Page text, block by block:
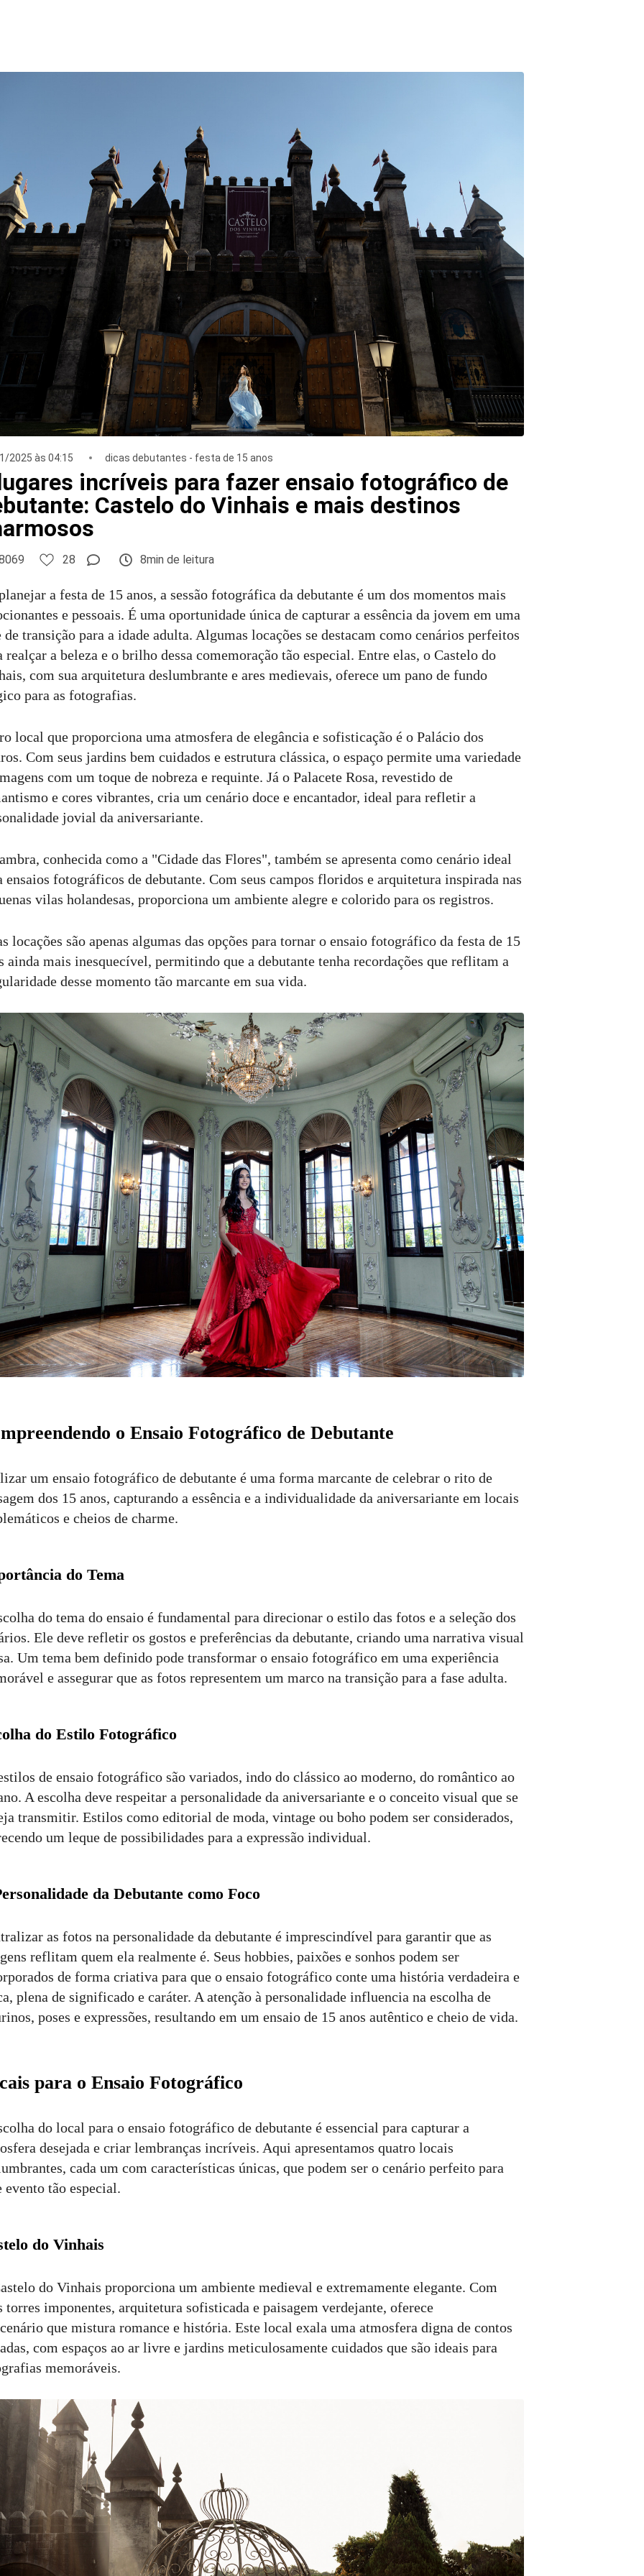
2025 às 04:15 dicas debutantes - festa de 15 anos
incríveis para fazer ensaio fotográfico de
Castelo do Vinhais e mais destinos
28 8min de leitura
a festa de 15 anos, a sessão fotográfica da debutante é um dos momentos mais
e pessoais. É uma oportunidade única de capturar a essência da jovem em uma
de transição para a idade adulta. Algumas locações se destacam como cenários perfeitos
realçar a beleza e o brilho dessa comemoração tão especial. Entre elas, o Castelo do
com sua arquitetura deslumbrante e ares medievais, oferece um pano de fundo
para as fotografias.
local que proporciona uma atmosfera de elegância e sofisticação é o Palácio dos
Com seus jardins bem cuidados e estrutura clássica, o espaço permite uma variedade
com um toque de nobreza e requinte. Já o Palacete Rosa, revestido de
e cores vibrantes, cria um cenário doce e encantador, ideal para refletir a
jovial da aniversariante.
conhecida como a "Cidade das Flores", também se apresenta como cenário ideal
ensaios fotográficos de debutante. Com seus campos floridos e arquitetura inspirada nas
vilas holandesas, proporciona um ambiente alegre e colorido para os registros.
locações são apenas algumas das opções para tornar o ensaio fotográfico da festa de 15
ainda mais inesquecível, permitindo que a debutante tenha recordações que reflitam a
desse momento tão marcante em sua vida.
o Ensaio Fotográfico de Debutante
um ensaio fotográfico de debutante é uma forma marcante de celebrar o rito de
dos 15 anos, capturando a essência e a individualidade da aniversariante em locais
e cheios de charme.
do Tema
do tema do ensaio é fundamental para direcionar o estilo das fotos e a seleção dos
Ele deve refletir os gostos e preferências da debutante, criando uma narrativa visual
Um tema bem definido pode transformar o ensaio fotográfico em uma experiência
e assegurar que as fotos representem um marco na transição para a fase adulta.
do Estilo Fotográfico
de ensaio fotográfico são variados, indo do clássico ao moderno, do romântico ao
A escolha deve respeitar a personalidade da aniversariante e o conceito visual que se
transmitir. Estilos como editorial de moda, vintage ou boho podem ser considerados,
um leque de possibilidades para a expressão individual.
da Debutante como Foco
as fotos na personalidade da debutante é imprescindível para garantir que as
reflitam quem ela realmente é. Seus hobbies, paixões e sonhos podem ser
de forma criativa para que o ensaio fotográfico conte uma história verdadeira e
plena de significado e caráter. A atenção à personalidade influencia na escolha de
poses e expressões, resultando em um ensaio de 15 anos autêntico e cheio de vida.
para o Ensaio Fotográfico
do local para o ensaio fotográfico de debutante é essencial para capturar a
desejada e criar lembranças incríveis. Aqui apresentamos quatro locais
cada um com características únicas, que podem ser o cenário perfeito para
evento tão especial.
do Vinhais
do Vinhais proporciona um ambiente medieval e extremamente elegante. Com
torres imponentes, arquitetura sofisticada e paisagem verdejante, oferece
que mistura romance e história. Este local exala uma atmosfera digna de contos
com espaços ao ar livre e jardins meticulosamente cuidados que são ideais para
memoráveis.